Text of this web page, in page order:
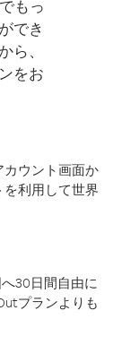
もっ
でき
ら、
をお
ウント画面か
利用して世界
30日間自由に
プランよりも